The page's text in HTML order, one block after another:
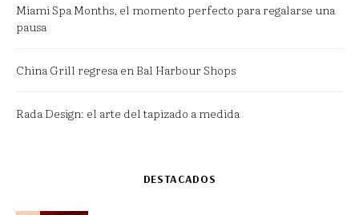
Miami Spa Months, el momento perfecto para regalarse una
pausa
China Grill regresa en Bal Harbour Shops
Rada Design: el arte del tapizado a medida
DESTACADOS